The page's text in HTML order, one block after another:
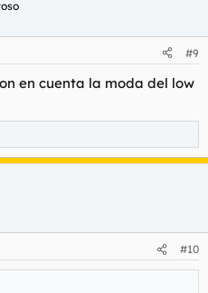
#9
en cuenta la moda del low
#10